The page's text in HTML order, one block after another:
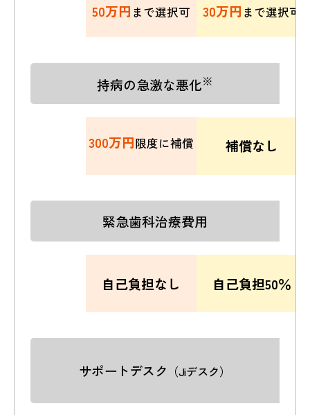
50万円 まで選択可 30万円 まで選択可
持病の急激な悪化※
300万円限度に補償 補償なし
緊急歯科治療費用
自己負担なし 自己負担50％
サポートデスク （Jiデスク）